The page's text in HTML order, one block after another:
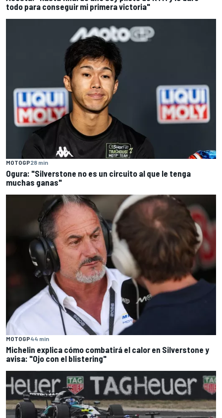
todo para conseguir mi primera victoria"
MOTOGP28 min
Ogura: "Silverstone no es un circuito al que le tenga
muchas ganas"
MOTOGP44 min
Michelin explica cómo combatirá el calor en Silverstone y
avisa: "Ojo con el blistering"